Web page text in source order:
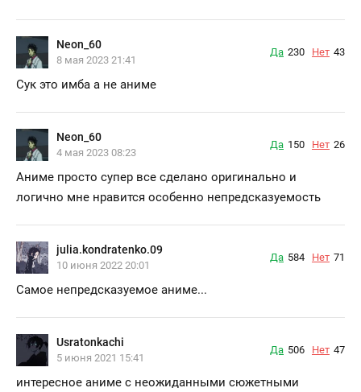
Neon_60
8 мая 2023 21:41
Да 230 Нет 43
Сук это имба а не аниме
Neon_60
4 мая 2023 08:23
Да 150 Нет 26
Аниме просто супер все сделано оригинально и
логично мне нравится особенно непредсказуемость
julia.kondratenko.09
10 июня 2022 20:01
Да 584 Нет 71
Самое непредсказуемое аниме...
Usratonkachi
5 июня 2021 15:41
Да 506 Нет 47
интересное аниме с неожиданными сюжетными